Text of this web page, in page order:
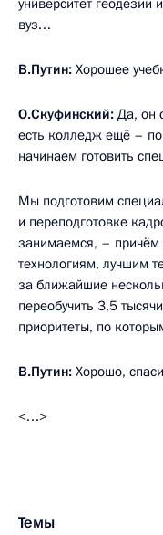
университет геодезии
вуз…
В.Путин: Хорошее
О.Скуфинский: Да, он
есть колледж ещё –
начинаем готовить
Мы подготовим
и переподготовке
занимаемся, –
технологиям, лучшим
за ближайшие
переобучить 3,5
приоритеты, по
В.Путин: Хорошо,
<…>
Темы